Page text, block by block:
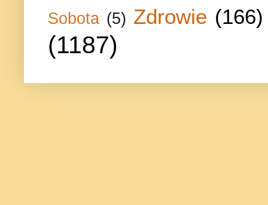
Sobota (5) Zdrowie (166)
(1187)